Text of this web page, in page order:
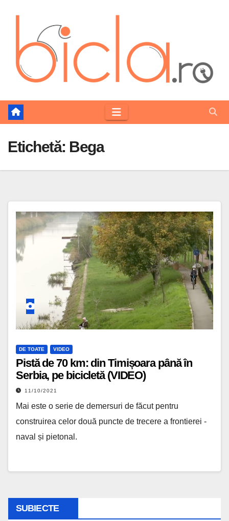
Etichetă: Bega
DE TOATE VIDEO
Pistă de 70 km: din Timișoara până în
Serbia, pe bicicletă (VIDEO)
11/10/2021
Mai este o serie de demersuri de făcut pentru
construirea celor două puncte de trecere a frontierei -
naval și pietonal.
SUBIECTE